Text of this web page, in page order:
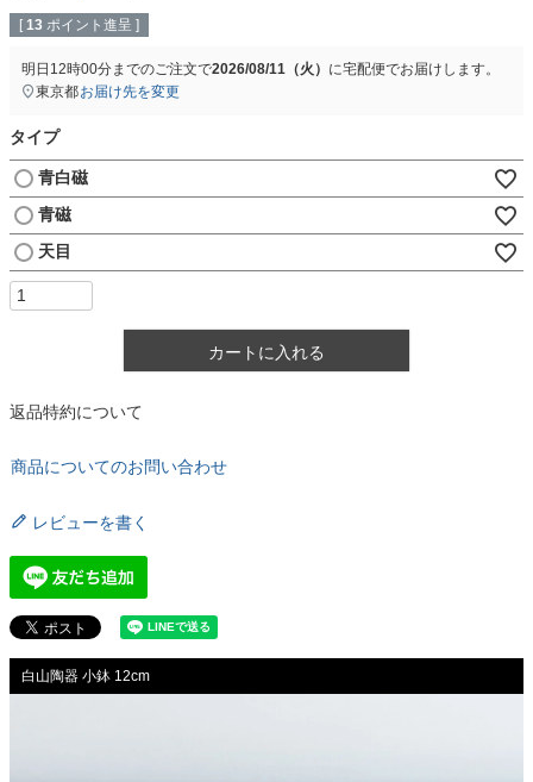
[ 13 ポイント進呈 ]
明日 12時00分までのご注文で2026/08/11（火） に宅配便でお届けします。
東京都お届け先を変更
タイプ
青白磁
青磁
天目
カートに入れる
返品特約について
商品についてのお問い合わせ
レビューを書く
白山陶器 小鉢 12cm